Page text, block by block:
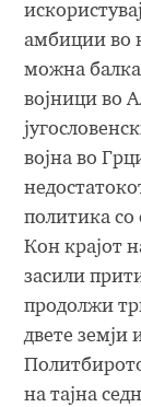
амбиции во
можна
војници во
војна во
политика со
Кон крајот
засили
продолжи
двете земји
на тајна